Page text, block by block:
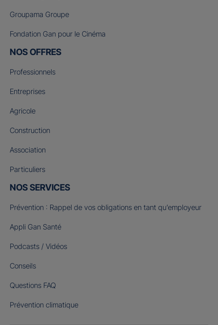
Groupama Groupe
Fondation Gan pour le Cinéma
NOS OFFRES
Professionnels
Entreprises
Agricole
Construction
Association
Particuliers
NOS SERVICES
Prévention : Rappel de vos obligations en tant qu’employeur
Appli Gan Santé
Podcasts / Vidéos
Conseils
Questions FAQ
Prévention climatique